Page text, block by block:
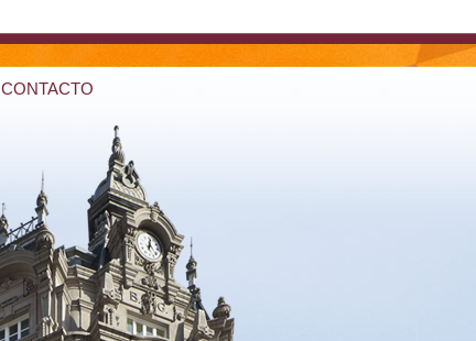
CONTACTO